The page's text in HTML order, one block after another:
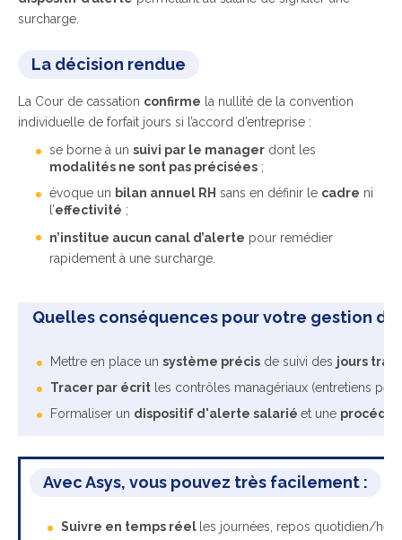
surcharge.
La décision rendue
La Cour de cassation confirme la nullité de la convention
individuelle de forfait jours si l’accord d’entreprise :
se borne à un suivi par le manager dont les
modalités ne sont pas précisées ;
évoque un bilan annuel RH sans en définir le cadre ni
l’effectivité ;
n’institue aucun canal d’alerte pour remédier
rapidement à une surcharge.
Quelles conséquences pour votre gestion
Mettre en place un système précis de suivi des jours
Tracer par écrit les contrôles managériaux (entretiens
Formaliser un dispositif d'alerte salarié et une
Avec Asys, vous pouvez très facilement :
Suivre en temps réel les journées, repos quotidien/